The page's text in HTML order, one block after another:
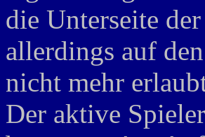
die Unterseite
allerdings auf
nicht mehr
Der aktive